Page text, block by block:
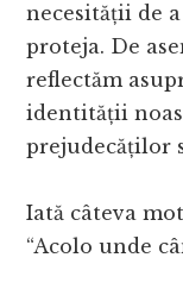
necesității de
proteja. De
reflectăm
identității
prejudecăților
Iată câteva
“Acolo unde